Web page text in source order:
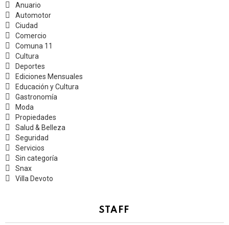
Anuario
Automotor
Ciudad
Comercio
Comuna 11
Cultura
Deportes
Ediciones Mensuales
Educación y Cultura
Gastronomía
Moda
Propiedades
Salud & Belleza
Seguridad
Servicios
Sin categoría
Snax
Villa Devoto
STAFF